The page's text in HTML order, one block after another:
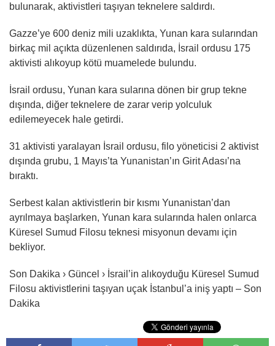
bulunarak, aktivistleri taşıyan teknelere saldırdı.
Gazze’ye 600 deniz mili uzaklıkta, Yunan kara sularından
birkaç mil açıkta düzenlenen saldırıda, İsrail ordusu 175
aktivisti alıkoyup kötü muamelede bulundu.
İsrail ordusu, Yunan kara sularına dönen bir grup tekne
dışında, diğer teknelere de zarar verip yolculuk
edilemeyecek hale getirdi.
31 aktivisti yaralayan İsrail ordusu, filo yöneticisi 2 aktivist
dışında grubu, 1 Mayıs’ta Yunanistan’ın Girit Adası’na
bıraktı.
Serbest kalan aktivistlerin bir kısmı Yunanistan’dan
ayrılmaya başlarken, Yunan kara sularında halen onlarca
Küresel Sumud Filosu teknesi misyonun devamı için
bekliyor.
Son Dakika › Güncel › İsrail’in alıkoyduğu Küresel Sumud
Filosu aktivistlerini taşıyan uçak İstanbul’a iniş yaptı – Son
Dakika